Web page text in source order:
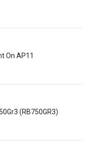
On AP11
(RB750GR3)